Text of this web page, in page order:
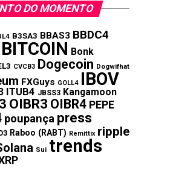
DO MOMENTO
B3SA3 BBAS3 BBDC4
BITCOIN Bonk
CVCB3 Dogecoin Dogwifhat
FXGuys GOLL4 IBOV
ITUB4 JBSS3 Kangamoon
OIBR3 OIBR4 PEPE
poupança press
Raboo (RABT) Remittix ripple
Sui trends